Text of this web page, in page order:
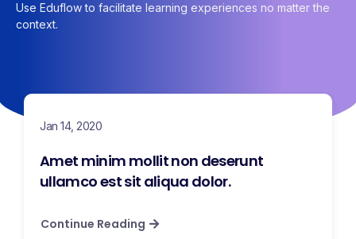
Use Eduflow to facilitate learning experiences no matter the
context.
Jan 14, 2020
Amet minim mollit non deserunt
ullamco est sit aliqua dolor.
Continue Reading